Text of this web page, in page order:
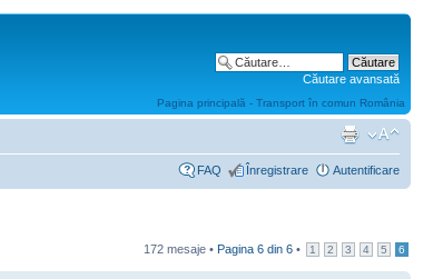
Căutare avansată
Pagina principală - Transport în comun România
FAQ Înregistrare Autentificare
172 mesaje • Pagina 6 din 6 • 1 2 3 4 5 6